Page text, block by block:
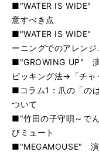
■"WATER IS WIDE"
意すべき点
■"WATER IS WIDE"
ーニングでのアレン
■"GROWING UP" 演
ピッキング法→「チャ
■コラム1：爪の「の
ついて
■"竹田の子守唄～で
びミュート
■"MEGAMOUSE" 演